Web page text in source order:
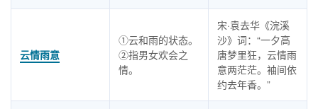
云情雨意
①云和雨的状态。
②指男女欢会之
情。
宋·袁去华《浣溪
沙》词：“一夕高
唐梦里狂，云情雨
意两茫茫。袖间依
约去年香。”